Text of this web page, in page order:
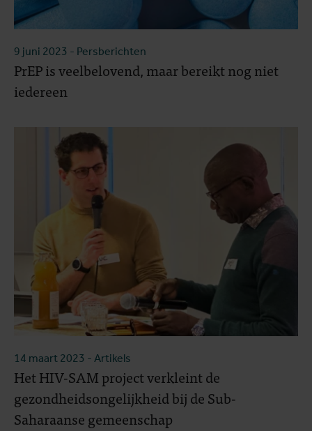
9 juni 2023 - Persberichten
PrEP is veelbelovend, maar bereikt nog niet
iedereen
14 maart 2023 - Artikels
Het HIV-SAM project verkleint de
gezondheidsongelijkheid bij de Sub-
Saharaanse gemeenschap